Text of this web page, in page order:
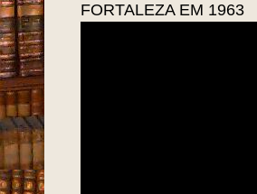
FORTALEZA EM 1963